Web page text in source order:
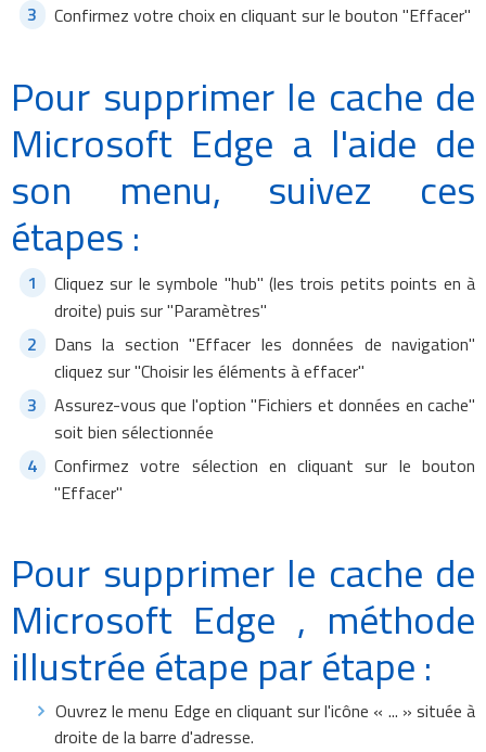
Confirmez votre choix en cliquant sur le bouton "Effacer"
Pour supprimer le cache de
Microsoft Edge a l'aide de
son menu, suivez ces
étapes :
Cliquez sur le symbole "hub" (les trois petits points en à
droite) puis sur "Paramètres"
Dans la section "Effacer les données de navigation"
cliquez sur "Choisir les éléments à effacer"
Assurez-vous que l'option "Fichiers et données en cache"
soit bien sélectionnée
Confirmez votre sélection en cliquant sur le bouton
"Effacer"
Pour supprimer le cache de
Microsoft Edge , méthode
illustrée étape par étape :
Ouvrez le menu Edge en cliquant sur l'icône « ... » située à
droite de la barre d'adresse.